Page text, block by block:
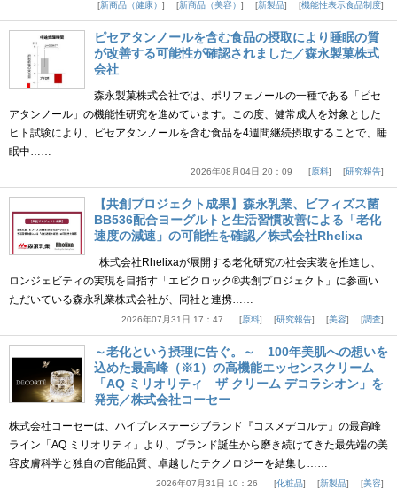
新商品（健康） 新商品（美容） 新製品 機能性表示食品制度
ピセアタンノールを含む食品の摂取により睡眠の質
が改善する可能性が確認されました／森永製菓株式
会社
森永製菓株式会社では、ポリフェノールの一種である「ピセ
アタンノール」の機能性研究を進めています。この度、健常成人を対象とした
ヒト試験により、ピセアタンノールを含む食品を4週間継続摂取することで、睡
眠中……
2026年08月04日 20：09 原料 研究報告
【共創プロジェクト成果】森永乳業、ビフィズス菌
BB536配合ヨーグルトと生活習慣改善による「老化
速度の減速」の可能性を確認／株式会社Rhelixa
株式会社Rhelixaが展開する老化研究の社会実装を推進し、
ロンジェビティの実現を目指す「エピクロック®共創プロジェクト」に参画い
ただいている森永乳業株式会社が、同社と連携……
2026年07月31日 17：47 原料 研究報告 美容 調査
～老化という摂理に告ぐ。～ 100年美肌への想いを
込めた最高峰（※1）の高機能エッセンスクリーム
「AQ ミリオリティ ザ クリーム デコラシオン」を
発売／株式会社コーセー
株式会社コーセーは、ハイプレステージブランド『コスメデコルテ』の最高峰
ライン「AQ ミリオリティ」より、ブランド誕生から磨き続けてきた最先端の美
容皮膚科学と独自の官能品質、卓越したテクノロジーを結集し……
2026年07月31日 10：26 化粧品 新製品 美容